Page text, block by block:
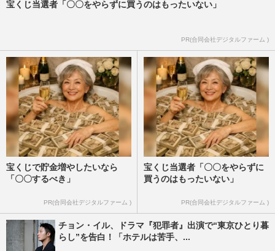
宝くじ当選者「〇〇をやらずに買うのはもったいない」
PR(合同会社デジタルファーム )
宝くじで貯金増やしたいなら
「〇〇するべき」
PR(合同会社デジタルファーム )
宝くじ当選者「〇〇をやらずに
買うのはもったいない」
PR(合同会社デジタルファーム )
チョン・イル、ドラマ『犯罪者』出演で“東京ひとり暮
らし”を告白！「ホテルは苦手、...